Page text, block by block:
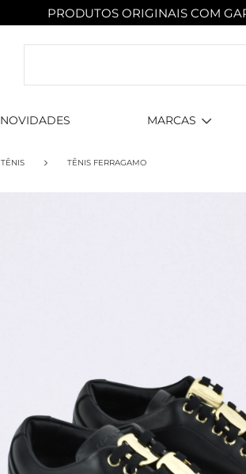
PRODUTOS ORIGINAIS COM
NOVIDADES MARCAS
TÊNIS TÊNIS FERRAGAMO